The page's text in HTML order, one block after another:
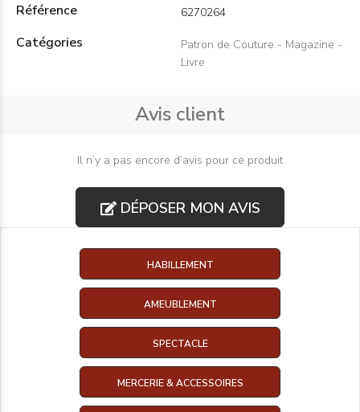
Référence 6270264
Catégories
Patron de Couture - Magazine -
Livre
Avis client
Il n’y a pas encore d’avis pour ce produit
DÉPOSER MON AVIS
HABILLEMENT
AMEUBLEMENT
SPECTACLE
MERCERIE & ACCESSOIRES